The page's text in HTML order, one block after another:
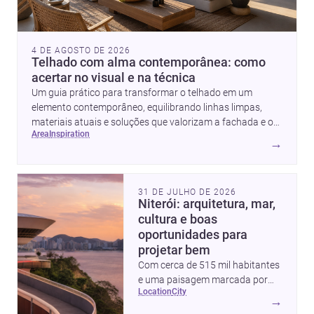
4 DE AGOSTO DE 2026
Telhado com alma contemporânea: como
acertar no visual e na técnica
Um guia prático para transformar o telhado em um
elemento contemporâneo, equilibrando linhas limpas,
materiais atuais e soluções que valorizam a fachada e o
conforto da casa.
area inspiration
→
31 DE JULHO DE 2026
Niterói: arquitetura, mar,
cultura e boas
oportunidades para
projetar bem
Com cerca de 515 mil habitantes
e uma paisagem marcada por
ícones como o Museu de Arte
location city
→